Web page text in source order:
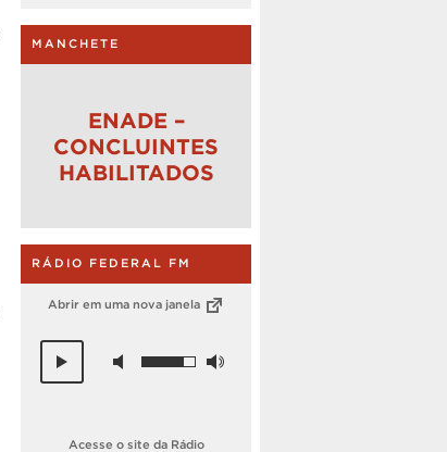
MANCHETE
ENADE –
CONCLUINTES
HABILITADOS
RÁDIO FEDERAL FM
Abrir em uma nova janela
Acesse o site da Rádio